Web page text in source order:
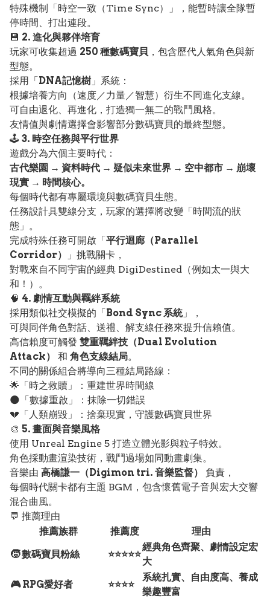
特殊機制「時空一致（Time Sync）」，能暫時讓全隊暫
停時間、打出連段。
💾 2. 進化與夥伴培育
玩家可收集超過 250 種數碼寶貝 ，包含歷代人氣角色與新
型態。
採用「DNA記憶樹 」系統：
根據培養方向（速度／力量／智慧）衍生不同進化支線。
可自由退化、再進化，打造獨一無二的戰鬥風格。
友情值與劇情選擇會影響部分數碼寶貝的最終型態。
🕹️ 3. 時空任務與平行世界
遊戲分為六個主要時代：
古代樂園 → 資料時代 → 疑似未來世界 → 空中都市 → 崩壞
現實 → 時間核心。
每個時代都有專屬環境與數碼寶貝生態。
任務設計具雙線分支，玩家的選擇將改變「時間流的狀
態」。
完成特殊任務可開啟「平行迴廊（Parallel
Corridor）
」挑戰關卡，
對戰來自不同宇宙的經典 DigiDestined（例如太一與大
和！）。
🧠 4. 劇情互動與羈絆系統
採用類似社交模擬的「Bond Sync 系統」，
可與同伴角色對話、送禮、解支線任務來提升信賴值。
高信賴度可觸發 雙重羈絆技（Dual Evolution
Attack）
和 角色支線結局。
不同的關係組合將導向三種結局路線：
🌟「時之救贖」：重建世界時間線
🌑「數據重啟」：抹除一切錯誤
💔「人類崩毀」：捨棄現實，守護數碼寶貝世界
🎨 5. 畫面與音樂風格
使用 Unreal Engine 5 打造立體光影與粒子特效。
角色採動畫渲染技術，戰鬥過場如同動畫劇集。
音樂由 高橋謙一（Digimon tri. 音樂監督）
負責，
每個時代關卡都有主題 BGM，包含懷舊電子音與宏大交響
混合曲風。
💬 推薦理由
推薦族群
推薦度
理由
🧒 數碼寶貝粉絲
⭐⭐⭐⭐⭐
經典角色齊聚、劇情設定宏
大
🎮 RPG愛好者
⭐⭐⭐⭐
系統扎實、自由度高、養成
樂趣豐富